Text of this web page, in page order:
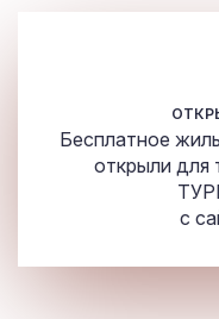
Бесплатное
открыли для
с